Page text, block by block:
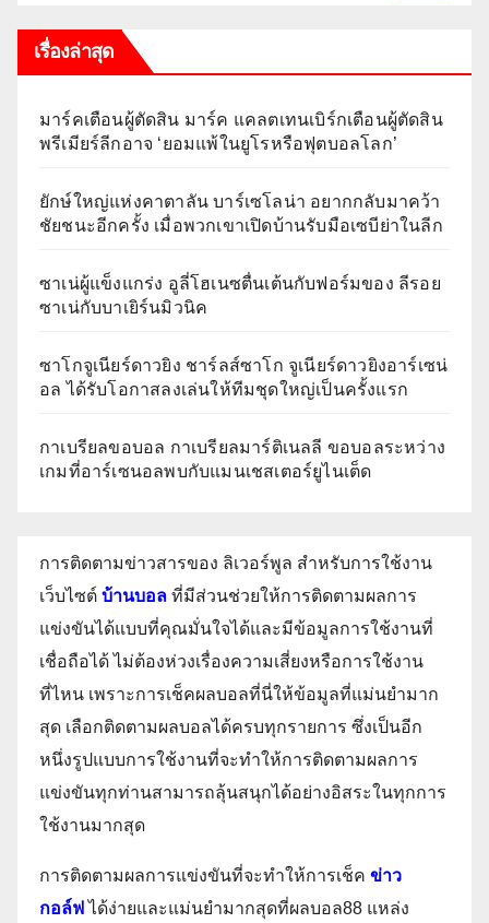
เรื่องล่าสุด
มาร์คเตือนผู้ตัดสิน มาร์ค แคลตเทนเบิร์กเตือนผู้ตัดสิน
พรีเมียร์ลีกอาจ ‘ยอมแพ้ในยูโรหรือฟุตบอลโลก’
ยักษ์ใหญ่แห่งคาตาลัน บาร์เซโลน่า อยากกลับมาคว้า
ชัยชนะอีกครั้ง เมื่อพวกเขาเปิดบ้านรับมือเซบีย่าในลีก
ซาเน่ผู้แข็งแกร่ง อูลี่โฮเนซตื่นเต้นกับฟอร์มของ ลีรอย
ซาเน่กับบาเยิร์นมิวนิค
ซาโกจูเนียร์ดาวยิง ชาร์ลส์ซาโก จูเนียร์ดาวยิงอาร์เซน่
อล ได้รับโอกาสลงเล่นให้ทีมชุดใหญ่เป็นครั้งแรก
กาเบรียลขอบอล กาเบรียลมาร์ติเนลลี ขอบอลระหว่าง
เกมที่อาร์เซนอลพบกับแมนเชสเตอร์ยูไนเต็ด
การติดตามข่าวสารของ ลิเวอร์พูล สำหรับการใช้งาน
เว็บไซต์ บ้านบอล ที่มีส่วนช่วยให้การติดตามผลการ
แข่งขันได้แบบที่คุณมั่นใจได้และมีข้อมูลการใช้งานที่
เชื่อถือได้ ไม่ต้องห่วงเรื่องความเสี่ยงหรือการใช้งาน
ที่ไหน เพราะการเช็คผลบอลที่นี่ให้ข้อมูลที่แม่นยำมาก
สุด เลือกติดตามผลบอลได้ครบทุกรายการ ซึ่งเป็นอีก
หนึ่งรูปแบบการใช้งานที่จะทำให้การติดตามผลการ
แข่งขันทุกท่านสามารถลุ้นสนุกได้อย่างอิสระในทุกการ
ใช้งานมากสุด
การติดตามผลการแข่งขันที่จะทำให้การเช็ค ข่าว
กอล์ฟ ได้ง่ายและแม่นยำมากสุดที่ผลบอล88 แหล่ง